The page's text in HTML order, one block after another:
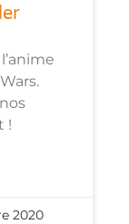
!
2020